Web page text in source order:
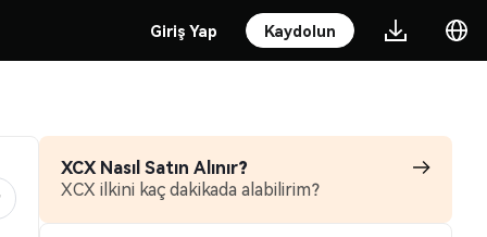
Giriş Yap Kaydolun
XCX Nasıl Satın Alınır?
XCX ilkini kaç dakikada alabilirim?